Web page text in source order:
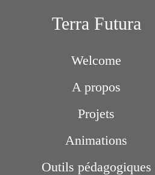
Terra Futura
Welcome
A propos
Projets
Animations
Outils pédagogiques